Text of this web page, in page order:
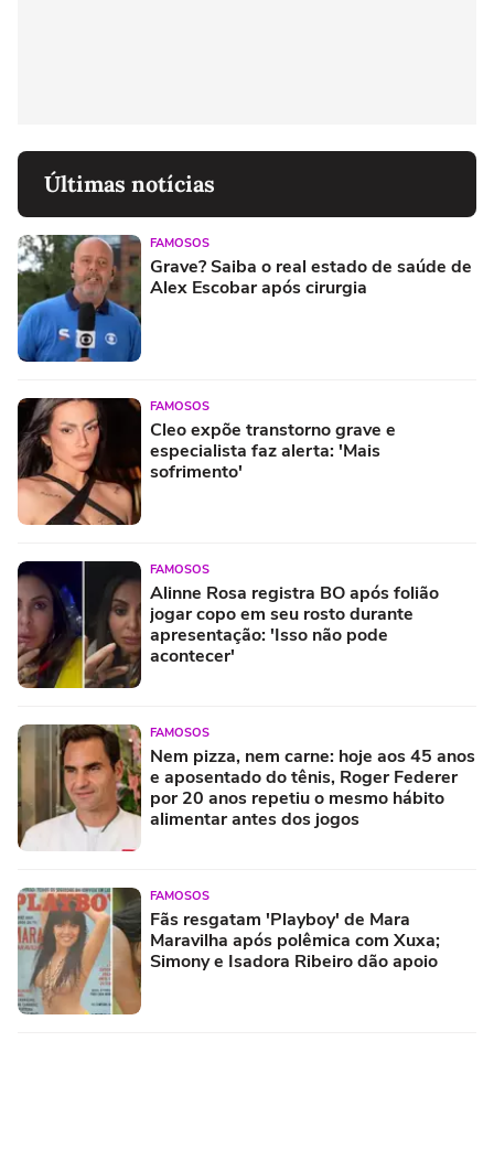
Últimas notícias
FAMOSOS
Grave? Saiba o real estado de saúde de
Alex Escobar após cirurgia
FAMOSOS
Cleo expõe transtorno grave e
especialista faz alerta: 'Mais
sofrimento'
FAMOSOS
Alinne Rosa registra BO após folião
jogar copo em seu rosto durante
apresentação: 'Isso não pode
acontecer'
FAMOSOS
Nem pizza, nem carne: hoje aos 45 anos
e aposentado do tênis, Roger Federer
por 20 anos repetiu o mesmo hábito
alimentar antes dos jogos
FAMOSOS
Fãs resgatam 'Playboy' de Mara
Maravilha após polêmica com Xuxa;
Simony e Isadora Ribeiro dão apoio